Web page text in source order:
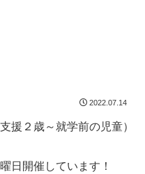
2022.07.14
援２歳～就学前の児童）
日開催しています！